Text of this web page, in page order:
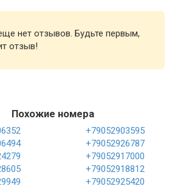
нет отзывов. Будьте первым,
отзыв!
Похожие номера
+79052903595
+79052926787
+79052917000
+79052918812
+79052925420